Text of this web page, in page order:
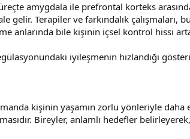
amygdala ile prefrontal korteks
Terapiler ve farkındalık çalışmaları,
anlarında bile kişinin içsel kontrol hissi
iyileşmenin hızlandığı
kişinin yaşamın zorlu yönleriyle daha
Bireyler, anlamlı hedefler